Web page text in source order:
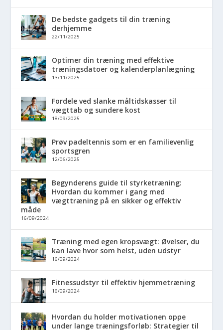
De bedste gadgets til din træning
derhjemme
22/11/2025
Optimer din træning med effektive
træningsdatoer og kalenderplanlægning
13/11/2025
Fordele ved slanke måltidskasser til
vægttab og sundere kost
18/09/2025
Prøv padeltennis som er en familievenlig
sportsgren
12/06/2025
Begynderens guide til styrketræning:
Hvordan du kommer i gang med
vægttræning på en sikker og effektiv
måde
16/09/2024
Træning med egen kropsvægt: Øvelser, du
kan lave hvor som helst, uden udstyr
16/09/2024
Fitnessudstyr til effektiv hjemmetræning
16/09/2024
Hvordan du holder motivationen oppe
under lange træningsforløb: Strategier til